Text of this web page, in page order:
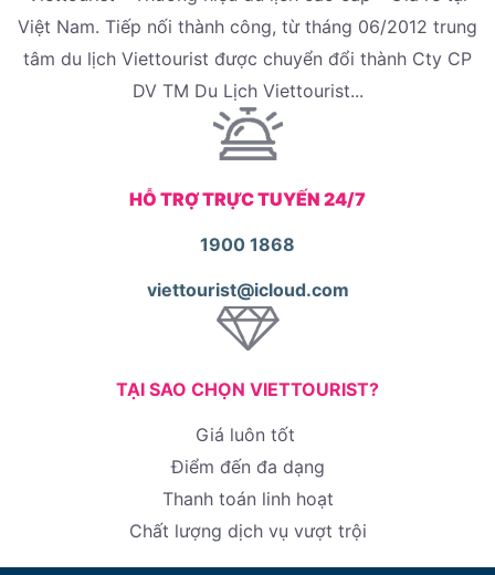
Việt Nam. Tiếp nối thành công, từ tháng 06/2012 trung
tâm du lịch Viettourist được chuyển đổi thành Cty CP
DV TM Du Lịch Viettourist...
HỖ TRỢ TRỰC TUYẾN 24/7
1900 1868
viettourist@icloud.com
TẠI SAO CHỌN VIETTOURIST?
Giá luôn tốt
Điểm đến đa dạng
Thanh toán linh hoạt
Chất lượng dịch vụ vượt trội